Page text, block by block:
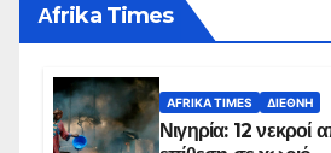
Αfrika Times
AFRIKA TIMES ΔΙΕΘΝΉ
Νιγηρία: 12 νεκροί